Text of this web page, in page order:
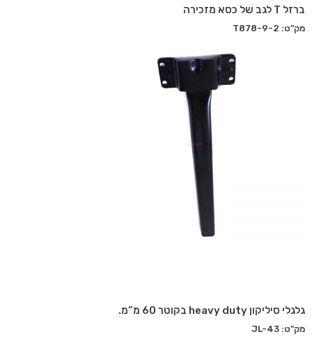
ברזל T לגב של כסא מזכירה
מק"ט: T878-9-2
גלגלי סיליקון heavy duty בקוטר 60 מ”מ.
מק"ט: JL-43